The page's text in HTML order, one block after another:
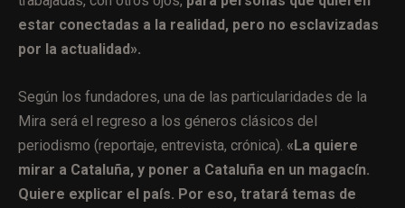
estar conectadas a la realidad, pero no esclavizadas
por la actualidad».
Según los fundadores, una de las particularidades de la
Mira será el regreso a los géneros clásicos del
periodismo (reportaje, entrevista, crónica). «La quiere
mirar a Cataluña, y poner a Cataluña en un magacín.
Quiere explicar el país. Por eso, tratará temas de